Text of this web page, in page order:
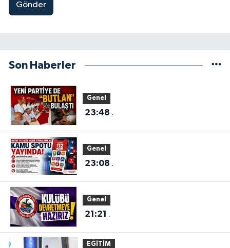
Gönder
Son Haberler
Genel
23:48 .
Genel
23:08 .
Genel
21:21 .
EĞİTİM